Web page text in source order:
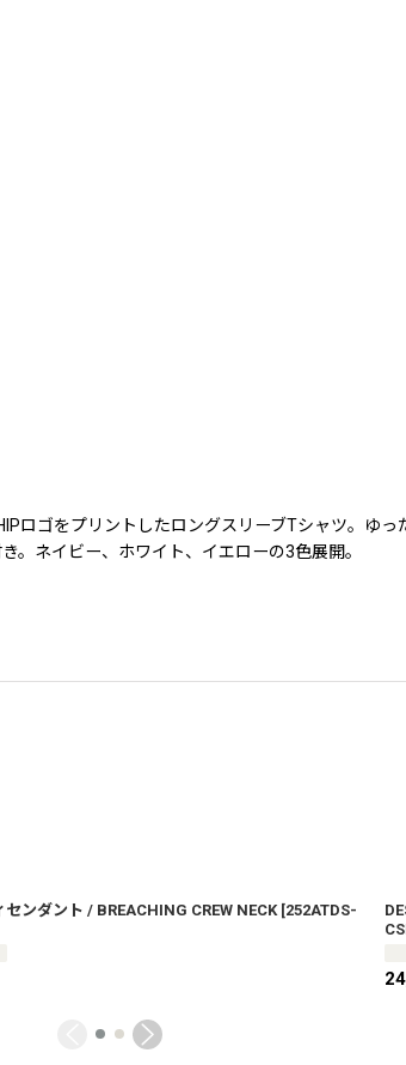
ロゴをプリントしたロングスリーブTシャツ。ゆ
。ネイビー、ホワイト、イエローの3色展開。
センダント / BREACHING CREW NECK [252ATDS-